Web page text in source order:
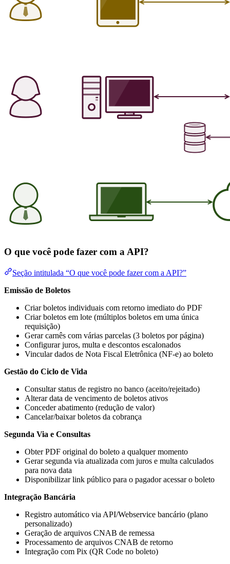
O que você pode fazer com a API?
Seção intitulada “O que você pode fazer com a API?”
Emissão de Boletos
Criar boletos individuais com retorno imediato do PDF
Criar boletos em lote (múltiplos boletos em uma única
requisição)
Gerar carnês com várias parcelas (3 boletos por página)
Configurar juros, multa e descontos escalonados
Vincular dados de Nota Fiscal Eletrônica (NF-e) ao boleto
Gestão do Ciclo de Vida
Consultar status de registro no banco (aceito/rejeitado)
Alterar data de vencimento de boletos ativos
Conceder abatimento (redução de valor)
Cancelar/baixar boletos da cobrança
Segunda Via e Consultas
Obter PDF original do boleto a qualquer momento
Gerar segunda via atualizada com juros e multa calculados
para nova data
Disponibilizar link público para o pagador acessar o boleto
Integração Bancária
Registro automático via API/Webservice bancário (plano
personalizado)
Geração de arquivos CNAB de remessa
Processamento de arquivos CNAB de retorno
Integração com Pix (QR Code no boleto)